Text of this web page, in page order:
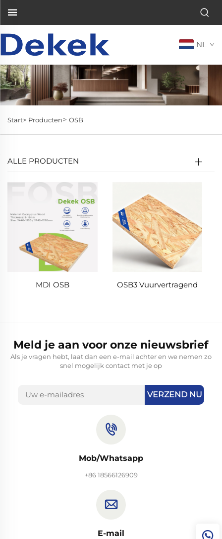
NL
Start> Producten> OSB
ALLE PRODUCTEN
MDI OSB OSB3 Vuurvertragend
Meld je aan voor onze nieuwsbrief
Als je vragen hebt, laat dan een e-mail achter en we nemen zo
snel mogelijk contact met je op
VERZEND NU
Mob/Whatsapp
+86 18566126909
E-mail